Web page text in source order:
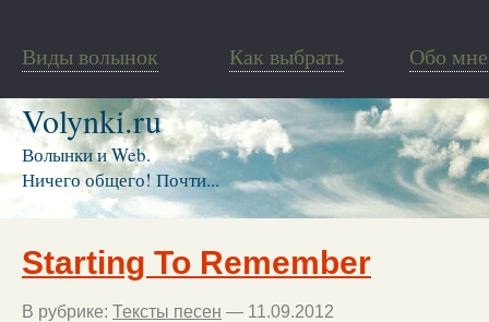
Виды волынок Как выбрать Обо мне
Volynki.ru
Волынки и Web.
Ничего общего! Почти...
Starting To Remember
В рубрике: Тексты песен — 11.09.2012